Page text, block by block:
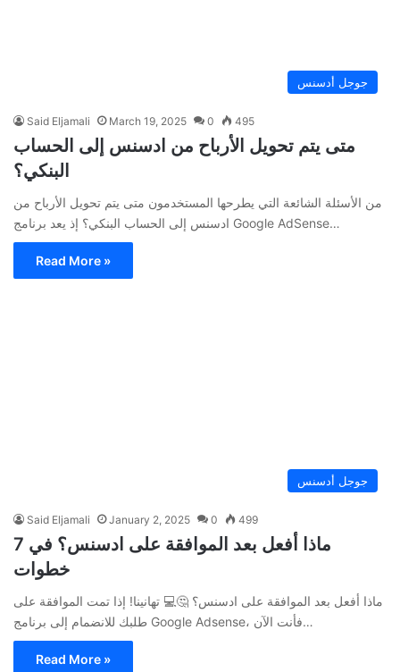
جوجل أدسنس
Said Eljamali March 19, 2025 0 495
متى يتم تحويل الأرباح من ادسنس إلى الحساب
البنكي؟
من الأسئلة الشائعة التي يطرحها المستخدمون متى يتم تحويل الأرباح من
ادسنس إلى الحساب البنكي؟ إذ يعد برنامج Google AdSense…
Read More »
جوجل أدسنس
Said Eljamali January 2, 2025 0 499
ماذا أفعل بعد الموافقة على ادسنس؟ في 7
خطوات
ماذا أفعل بعد الموافقة على ادسنس؟ 🤔💻 تهانينا! إذا تمت الموافقة على
طلبك للانضمام إلى برنامج Google Adsense، فأنت الآن…
Read More »